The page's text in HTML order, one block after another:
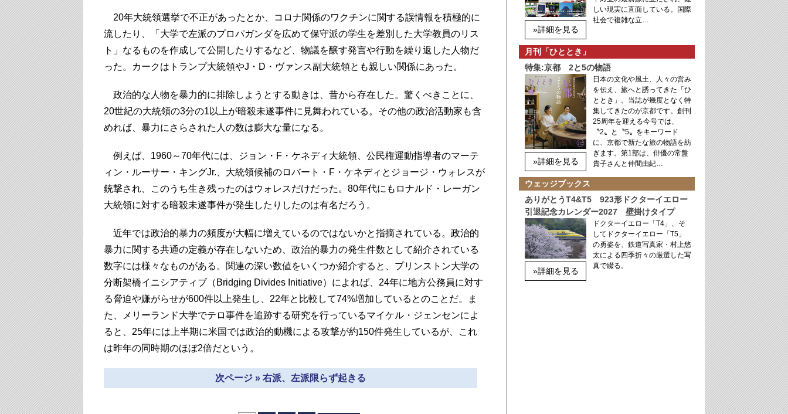
20年大統領選挙で不正があったとか、コロナ関係のワクチンに関する誤情報を積極的に
流したり、「大学で左派のプロパガンダを広めて保守派の学生を差別した大学教員のリス
ト」なるものを作成して公開したりするなど、物議を醸す発言や行動を繰り返した人物だ
った。カークはトランプ大統領やJ・D・ヴァンス副大統領とも親しい関係にあった。
政治的な人物を暴力的に排除しようとする動きは、昔から存在した。驚くべきことに、
20世紀の大統領の3分の1以上が暗殺未遂事件に見舞われている。その他の政治活動家も含
めれば、暴力にさらされた人の数は膨大な量になる。
例えば、1960～70年代には、ジョン・F・ケネディ大統領、公民権運動指導者のマーテ
ィン・ルーサー・キングJr.、大統領候補のロバート・F・ケネディとジョージ・ウォレスが
銃撃され、このうち生き残ったのはウォレスだけだった。80年代にもロナルド・レーガン
大統領に対する暗殺未遂事件が発生したりしたのは有名だろう。
近年では政治的暴力の頻度が大幅に増えているのではないかと指摘されている。政治的
暴力に関する共通の定義が存在しないため、政治的暴力の発生件数として紹介されている
数字には様々なものがある。関連の深い数値をいくつか紹介すると、プリンストン大学の
分断架橋イニシアティブ（Bridging Divides Initiative）によれば、24年に地方公務員に対す
る脅迫や嫌がらせが600件以上発生し、22年と比較して74%増加しているとのことだ。ま
た、メリーランド大学でテロ事件を追跡する研究を行っているマイケル・ジェンセンによ
ると、25年には上半期に米国では政治的動機による攻撃が約150件発生しているが、これ
は昨年の同時期のほぼ2倍だという。
次ページ » 右派、左派限らず起きる
»詳細を見る
しい現実に直面している。国際
社会で複雑な立…
月刊「ひととき」
特集:京都 2と5の物語
»詳細を見る
日本の文化や風土、人々の営み
を伝え、旅へと誘ってきた「ひ
ととき」。当誌が幾度となく特
集してきたのが京都です。創刊
25周年を迎える今号では、
〝2〟と〝5〟をキーワード
に、京都で新たな旅の物語を紡
ぎます。第1部は、俳優の常盤
貴子さんと仲間由紀…
ウェッジブックス
ありがとうT4&T5 923形ドクターイエロー
引退記念カレンダー2027 壁掛けタイプ
»詳細を見る
ドクターイエロー「T4」、そ
してドクターイエロー「T5」
の勇姿を、鉄道写真家・村上悠
太による四季折々の厳選した写
真で綴る。